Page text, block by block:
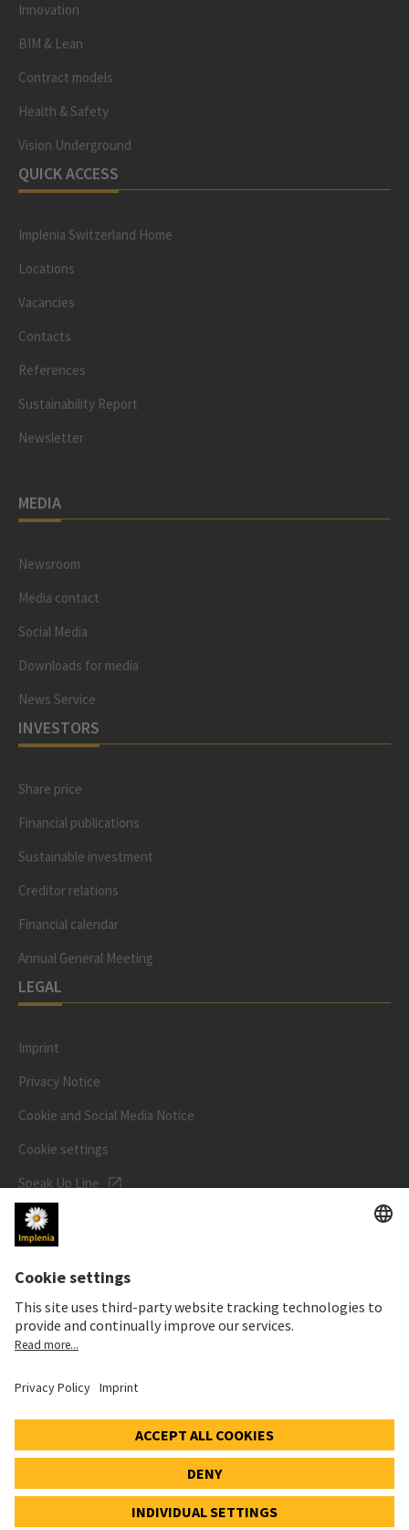
Innovation
BIM & Lean
Contract models
Health & Safety
Vision Underground
QUICK ACCESS
Implenia Switzerland Home
Locations
Vacancies
Contacts
References
Sustainability Report
Newsletter
MEDIA
Newsroom
Media contact
Social Media
Downloads for media
News Service
INVESTORS
Share price
Financial publications
Sustainable investment
Creditor relations
Financial calendar
Annual General Meeting
LEGAL
Imprint
Privacy Notice
Cookie and Social Media Notice
Cookie settings
Speak Up Line
STOCK PRICE
ISIN: CH0023868554
63,40 CHF
+0,20 CHF (+0,32%)
© 2026 Implenia AG